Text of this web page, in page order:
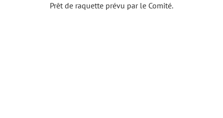
Prêt de raquette prévu par le Comité.